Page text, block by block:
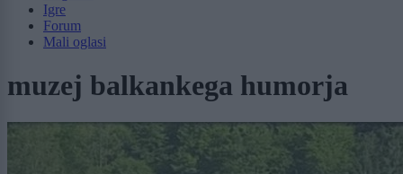
Igre
Forum
Mali oglasi
muzej balkankega humorja